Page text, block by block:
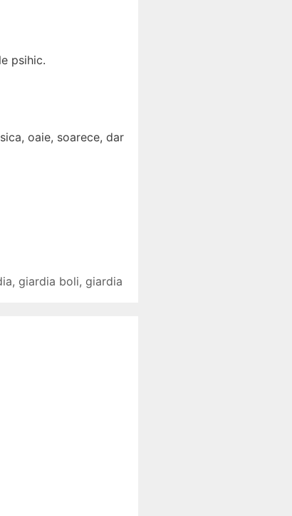
psihic.
oaie, soarece, dar
, giardia boli, giardia